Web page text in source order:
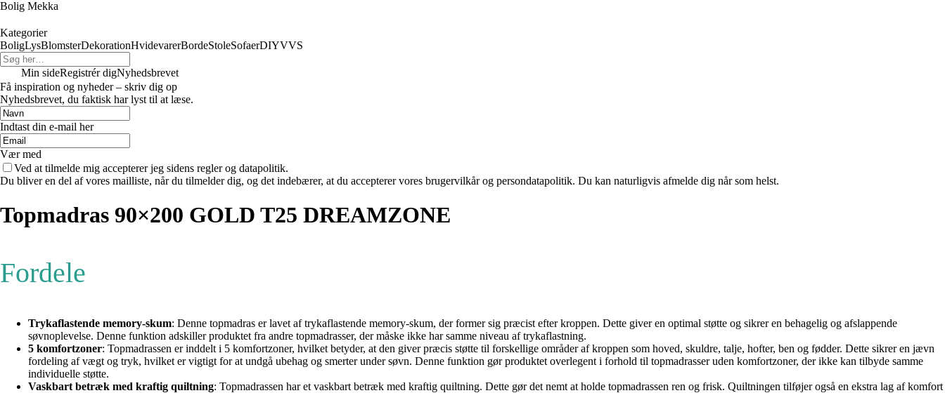
Bolig Mekka
Kategorier
BoligLysBlomsterDekorationHvidevarerBordeStoleSofaerDIYVVS
Min sideRegistrér digNyhedsbrevet
Få inspiration og nyheder – skriv dig op
Nyhedsbrevet, du faktisk har lyst til at læse.
Indtast din e-mail her
Vær med
Ved at tilmelde mig accepterer jeg sidens regler og datapolitik.
Du bliver en del af vores mailliste, når du tilmelder dig, og det indebærer, at du accepterer vores brugervilkår og persondatapolitik. Du kan naturligvis afmelde dig når som helst.
Topmadras 90×200 GOLD T25 DREAMZONE
Fordele
Trykaflastende memory-skum: Denne topmadras er lavet af trykaflastende memory-skum, der former sig præcist efter kroppen. Dette giver en optimal støtte og sikrer en behagelig og afslappende
søvnoplevelse. Denne funktion adskiller produktet fra andre topmadrasser, der måske ikke har samme niveau af trykaflastning.
5 komfortzoner: Topmadrassen er inddelt i 5 komfortzoner, hvilket betyder, at den giver præcis støtte til forskellige områder af kroppen som hoved, skuldre, talje, hofter, ben og fødder. Dette sikrer en jævn
fordeling af vægt og tryk, hvilket er vigtigt for at undgå ubehag og smerter under søvn. Denne funktion gør produktet overlegent i forhold til topmadrasser uden komfortzoner, der ikke kan tilbyde samme
individuelle støtte.
Vaskbart betræk med kraftig quiltning: Topmadrassen har et vaskbart betræk med kraftig quiltning. Dette gør det nemt at holde topmadrassen ren og frisk. Quiltningen tilføjer også en ekstra lag af komfort